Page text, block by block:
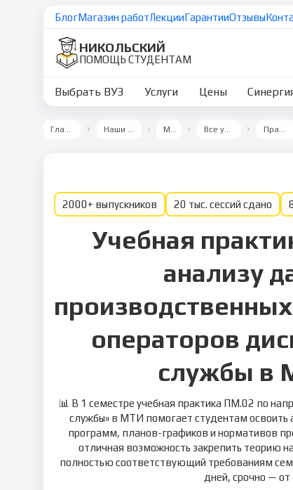
БлогМагазин работЛекцииГарантииОтзывы
НИКОЛЬСКИЙ
ПОМОЩЬ СТУДЕНТАМ
Выбрать ВУЗ Услуги Цены
Главная Наши ВУЗы МТИ Все услуги Практика
2000+ выпускников 20 тыс. сессий сдано
Учебная
анализу
операторов
службы в
📊 В 1 семестре учебная практика ПМ.02 по
службы» в МТИ помогает студентам освоить
программ, планов-графиков и нормативов
отличная возможность закрепить теорию
полностью соответствующий требованиям
дней, срочно — от